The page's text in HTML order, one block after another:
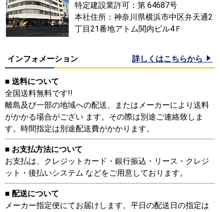
特定建設業許可：第 64687号
本社住所：神奈川県横浜市中区弁天通2
丁目21番地アトム関内ビル4Ｆ
インフォメーション 詳しくはこちらから
■ 送料について
全国送料無料です!!
離島及び一部の地域への配送、またはメーカーにより送料
がかかる場合がござい ます。その際は別途ご連絡致しま
す。時間指定は別途配送費がかかります。
■ お支払方法について
お支払は、クレジットカード・銀行振込・リース・クレジ
ット・後払いシステム などをご用意しております。
■ 配送について
メーカー指定便にてお届けします。平日の配送日の指定は